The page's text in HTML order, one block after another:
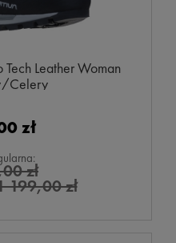
Tech Leather Woman
Celery
zł
zł
199,00 zł